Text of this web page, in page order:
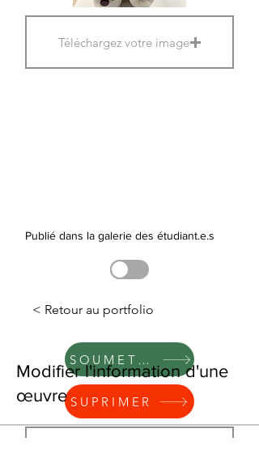
Téléchargez votre image
Publié dans la galerie des étudiant.e.s
SOUMETTRE
SUPRIMER
< Retour au portfolio
Modifier l'information d'une
œuvre